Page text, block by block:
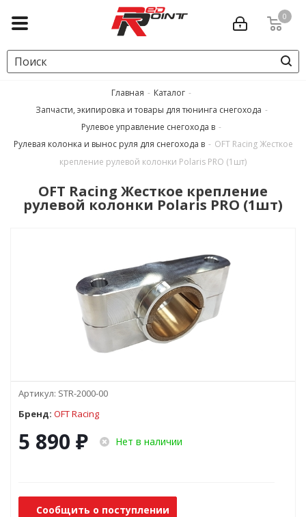
0
Главная - Каталог -
Запчасти, экипировка и товары для тюнинга снегохода -
Рулевое управление снегохода в -
Рулевая колонка и вынос руля для снегохода в - OFT Racing Жесткое
крепление рулевой колонки Polaris PRO (1шт)
OFT Racing Жесткое крепление
рулевой колонки Polaris PRO (1шт)
Артикул: STR-2000-00
Бренд: OFT Racing
5 890 ₽ Нет в наличии
Сообщить о поступлении